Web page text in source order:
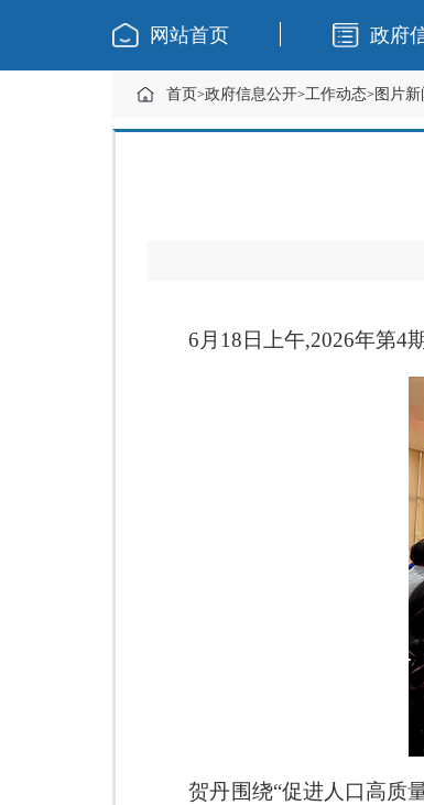
网站首页 政府
首页>政府信息公开>工作动态> 图片新
6 月 18 日上午,2026年第4
贺丹围绕“促进人口高质